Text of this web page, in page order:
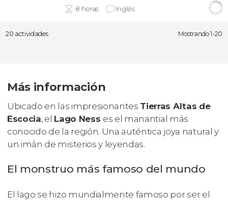
8 horas Inglés
20 actividades Mostrando 1-20
Más información
Ubicado en las impresionantes Tierras Altas de
Escocia, el Lago Ness es el manantial más
conocido de la región. Una auténtica joya natural y
un imán de misterios y leyendas.
El monstruo más famoso del mundo
El lago se hizo mundialmente famoso por ser el